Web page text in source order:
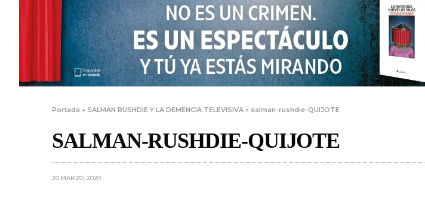
Portada »SALMAN RUSHDIE Y LA DEMENCIA TELEVISIVA » salman-rushdie-QUIJOTE
SALMAN-RUSHDIE-QUIJOTE
20 MARZO, 2020